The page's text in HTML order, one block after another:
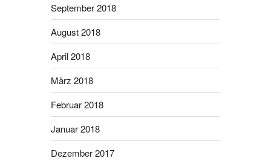
September 2018
August 2018
April 2018
März 2018
Februar 2018
Januar 2018
Dezember 2017